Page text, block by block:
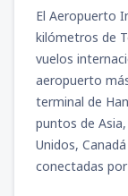
DESDE
desde
DESDE
desde
DESDE
El Aeropuerto
kilómetros de
vuelos
aeropuerto
terminal de
puntos de
Unidos,
conectadas